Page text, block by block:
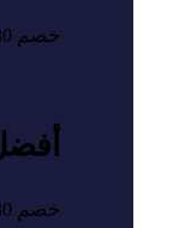
خصم
خصم